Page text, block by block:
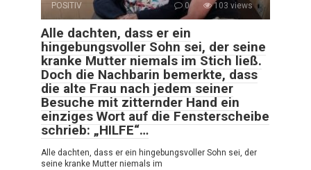
POSITIV 0 103 views
Alle dachten, dass er ein
hingebungsvoller Sohn sei, der seine
kranke Mutter niemals im Stich ließ.
Doch die Nachbarin bemerkte, dass
die alte Frau nach jedem seiner
Besuche mit zitternder Hand ein
einziges Wort auf die Fensterscheibe
schrieb: „HILFE“…
Alle dachten, dass er ein hingebungsvoller Sohn sei, der
seine kranke Mutter niemals im